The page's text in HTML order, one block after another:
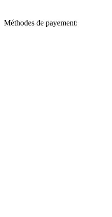
Méthodes de payement: